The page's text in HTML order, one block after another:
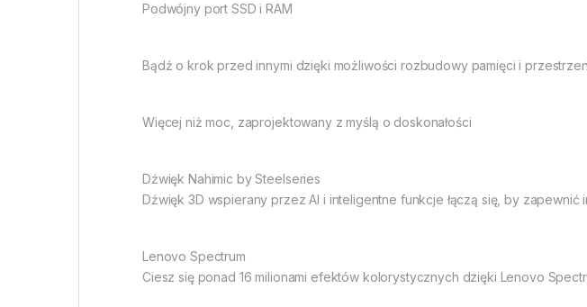
Podwójny port SSD i RAM
Bądź o krok przed innymi dzięki możliwości rozbudowy pamięci i
Więcej niż moc, zaprojektowany z myślą o doskonałości
Dźwięk Nahimic by Steelseries
Dźwięk 3D wspierany przez AI i inteligentne funkcje łączą się, by
Lenovo Spectrum
Ciesz się ponad 16 milionami efektów kolorystycznych dzięki Lenovo